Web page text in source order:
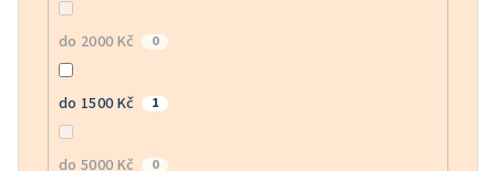
do 2000 Kč 0
do 1500 Kč 1
do 5000 Kč 0